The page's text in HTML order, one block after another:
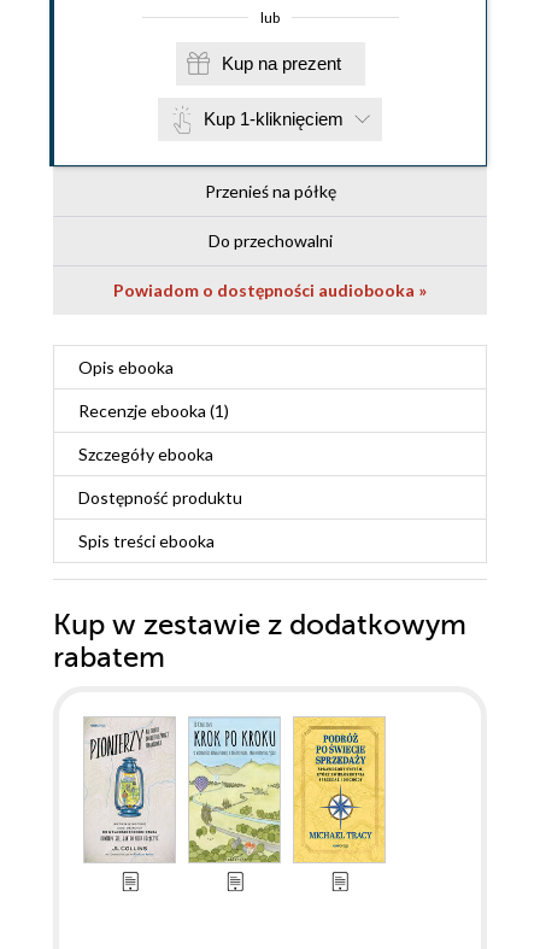
lub
Kup na prezent
Kup 1-kliknięciem
Przenieś na półkę
Do przechowalni
Powiadom o dostępności audiobooka »
Opis ebooka
Recenzjeebooka (1)
Szczegółyebooka
Dostępność produktu
Spis treściebooka
Kup w zestawie z dodatkowym
rabatem